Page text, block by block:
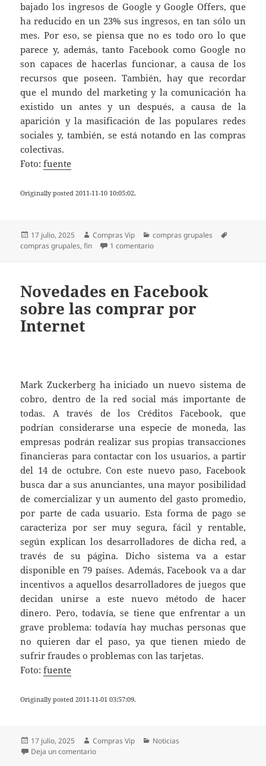
bajado los ingresos de Google y Google Offers, que
ha reducido en un 23% sus ingresos, en tan sólo un
mes. Por eso, se piensa que no es todo oro lo que
parece y, además, tanto Facebook como Google no
son capaces de hacerlas funcionar, a causa de los
recursos que poseen. También, hay que recordar
que el mundo del marketing y la comunicación ha
existido un antes y un después, a causa de la
aparición y la masificación de las populares redes
sociales y, también, se está notando en las compras
colectivas.
Foto:fuente
Originally posted 2011-11-10 10:05:02.
Publicado
el
17 julio, 2025 Autor
Compras Vip Categorías
compras grupales
compras grupales,fin 1 comentarioen El fin de las compras grupales
Novedades en Facebook
sobre las comprar por
Internet
Mark Zuckerberg ha iniciado un nuevo sistema de
cobro, dentro de la red social más importante de
todas. A través de los Créditos Facebook, que
podrían considerarse una especie de moneda, las
empresas podrán realizar sus propias transacciones
financieras para contactar con los usuarios, a partir
del 14 de octubre. Con este nuevo paso, Facebook
busca dar a sus anunciantes, una mayor posibilidad
de comercializar y un aumento del gasto promedio,
por parte de cada usuario. Esta forma de pago se
caracteriza por ser muy segura, fácil y rentable,
según explican los desarrolladores de dicha red, a
través de su página. Dicho sistema va a estar
disponible en 79 países. Además, Facebook va a dar
incentivos a aquellos desarrolladores de juegos que
decidan unirse a este nuevo método de hacer
dinero. Pero, todavía, se tiene que enfrentar a un
grave problema: todavía hay muchas personas que
no quieren dar el paso, ya que tienen miedo de
sufrir fraudes o problemas con las tarjetas.
Foto:fuente
Originally posted 2011-11-01 03:57:09.
Publicado
el
17 julio, 2025 Autor
Compras Vip Categorías
Noticias
Deja un comentarioen Novedades en Facebook sobre las comprar por